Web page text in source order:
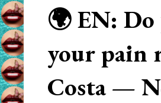
🌍 EN: Do
your pain
Costa —